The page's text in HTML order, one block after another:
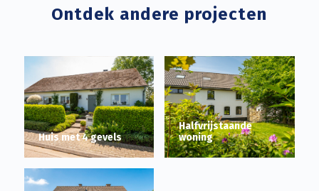
Ontdek andere projecten
Huis met 4 gevels
Halfvrijstaande
woning